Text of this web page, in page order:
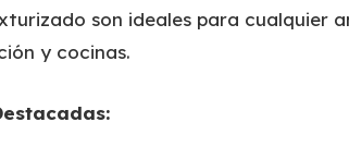
son ideales para cualquier
y cocinas.